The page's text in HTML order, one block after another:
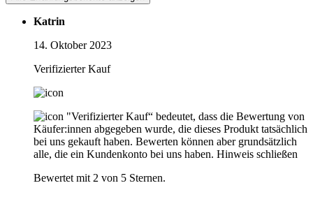
Katrin
14. Oktober 2023
Verifizierter Kauf
"Verifizierter Kauf“ bedeutet, dass die Bewertung von
Käufer:innen abgegeben wurde, die dieses Produkt tatsächlich
bei uns gekauft haben. Bewerten können aber grundsätzlich
alle, die ein Kundenkonto bei uns haben. Hinweis schließen
Bewertet mit 2 von 5 Sternen.